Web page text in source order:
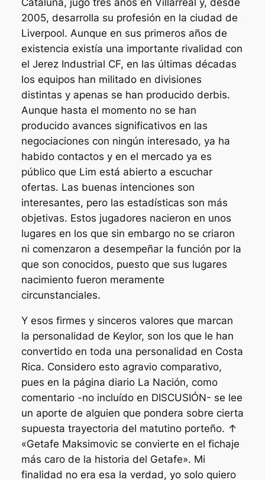
Cataluña, jugó tres años en Villarreal y, desde
2005, desarrolla su profesión en la ciudad de
Liverpool. Aunque en sus primeros años de
existencia existía una importante rivalidad con
el Jerez Industrial CF, en las últimas décadas
los equipos han militado en divisiones
distintas y apenas se han producido derbis.
Aunque hasta el momento no se han
producido avances significativos en las
negociaciones con ningún interesado, ya ha
habido contactos y en el mercado ya es
público que Lim está abierto a escuchar
ofertas. Las buenas intenciones son
interesantes, pero las estadísticas son más
objetivas. Estos jugadores nacieron en unos
lugares en los que sin embargo no se criaron
ni comenzaron a desempeñar la función por la
que son conocidos, puesto que sus lugares
nacimiento fueron meramente
circunstanciales.
Y esos firmes y sinceros valores que marcan
la personalidad de Keylor, son los que le han
convertido en toda una personalidad en Costa
Rica. Considero esto agravio comparativo,
pues en la página diario La Nación, como
comentario -no incluído en DISCUSIÓN- se lee
un aporte de alguien que pondera sobre cierta
supuesta trayectoria del matutino porteño. ↑
«Getafe Maksimovic se convierte en el fichaje
más caro de la historia del Getafe». Mi
finalidad no era esa la verdad, yo solo quiero